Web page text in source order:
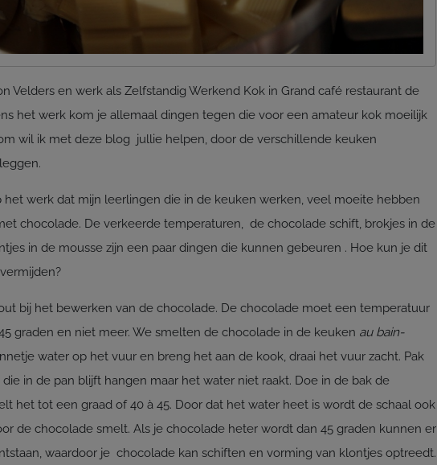
Velders en werk als Zelfstandig Werkend Kok in Grand café restaurant de
het werk kom je allemaal dingen tegen die voor een amateur kok moeilijk
wil ik met deze blog jullie helpen, door de verschillende keuken
het werk dat mijn leerlingen die in de keuken werken, veel moeite hebben
chocolade. De verkeerde temperaturen, de chocolade schift, brokjes in de
in de mousse zijn een paar dingen die kunnen gebeuren . Hoe kun je dit
bij het bewerken van de chocolade. De chocolade moet een temperatuur
graden en niet meer. We smelten de chocolade in de keuken au bain-
water op het vuur en breng het aan de kook, draai het vuur zacht. Pak
in de pan blijft hangen maar het water niet raakt. Doe in de bak de
het tot een graad of 40 à 45. Door dat het water heet is wordt de schaal ook
de chocolade smelt. Als je chocolade heter wordt dan 45 graden kunnen er
waardoor je chocolade kan schiften en vorming van klontjes optreedt.